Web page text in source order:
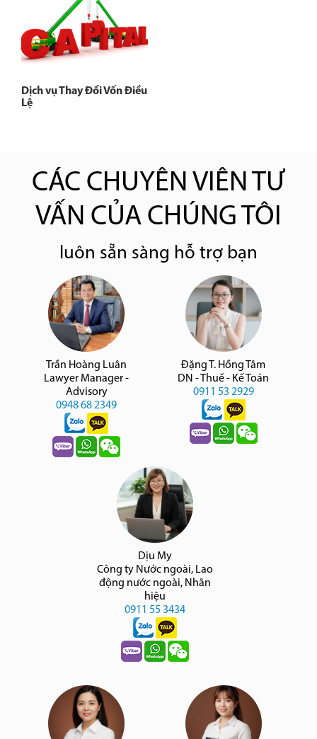
Dịch vụ Thay Đổi Vốn Điều
Lệ
CÁC CHUYÊN VIÊN TƯ
VẤN CỦA CHÚNG TÔI
luôn sẵn sàng hỗ trợ bạn
Trần Hoàng Luân
Lawyer Manager -
Advisory
0948 68 2349
Đặng T. Hồng Tâm
DN - Thuế - Kế Toán
0911 53 2929
Dịu My
Công ty Nước ngoài, Lao
động nước ngoài, Nhãn
hiệu
0911 55 3434